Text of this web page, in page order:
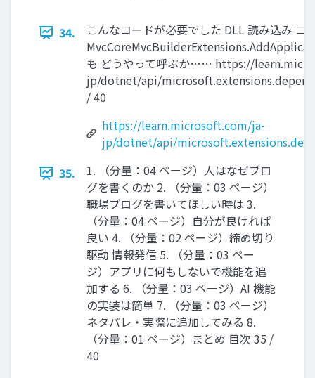
34.
こんなコードが必要でした DLL 読み込み
も どうやって呼ぶか…… https://
jp/dotnet/api/
/ 40
https://learn.microsoft.com/ja-
jp/dotnet/api/
35.
1. （分量：04 ページ）人はなぜブロ
グを書くのか 2. （分量：03 ページ）
職場ブログを書いてほしい時は 3.
（分量：04 ページ）自分が良ければ
良い 4. （分量：02 ページ）締め切り
駆動 情報発信 5. （分量：03 ペー
ジ）アプリに何もしないで機能を追
加する 6. （分量：03 ページ）AI 機能
の実装は簡単 7. （分量：03 ページ）
ネタバレ・実際に追加してみる 8.
（分量：01 ページ）まとめ 目次 35 /
40